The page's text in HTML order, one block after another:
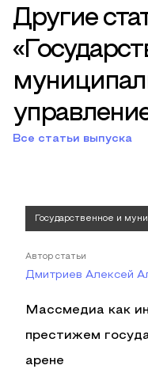
Другие
Все статьи выпуска
Государственное и
Автор статьи
Дмитриев Алексей
Массмедиа как
престижем
арене